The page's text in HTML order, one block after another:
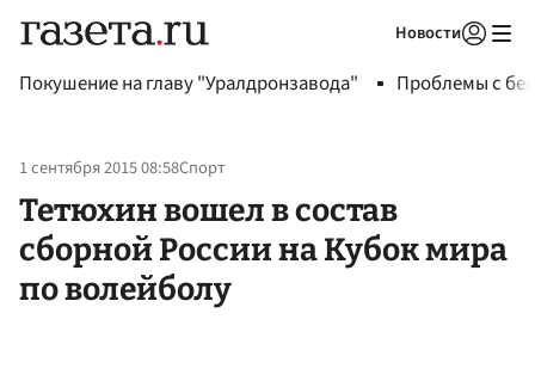
Новости
Покушение на главу "Уралдронзавода" Проблемы с
1 сентября 2015 08:58Спорт
Тетюхин вошел в состав
сборной России на Кубок мира
по волейболу